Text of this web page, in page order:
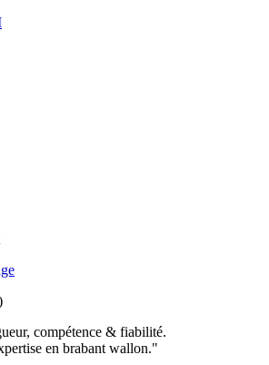
compétence & fiabilité.
en brabant wallon."